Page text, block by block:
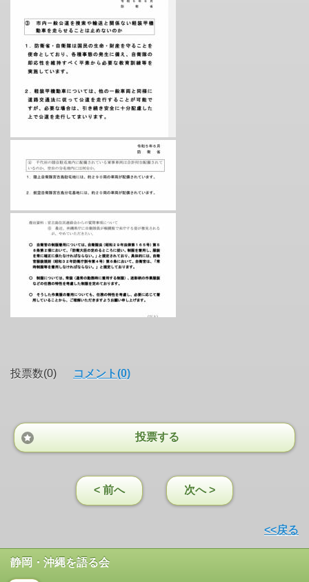
投票数(0) コメント(0)
投票する
< 前へ 次へ >
<<戻る
静岡・沖縄を語る会